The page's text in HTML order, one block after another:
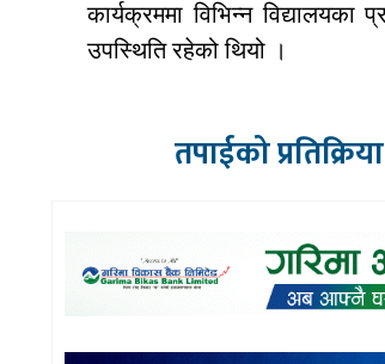
कार्यक्रममा विभिन्न विद्यालयका
उपस्थिति रहेको थियो ।
तपाईको प्रतिक्रिया